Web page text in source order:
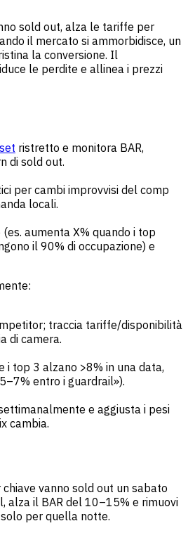
sold out, alza le tariffe per
il mercato si ammorbidisce, un
la conversione. Il
le perdite e allinea i prezzi
ristretto e monitora BAR,
di sold out.
per cambi improvvisi del comp
locali.
aumenta X% quando i top
il 90% di occupazione) e
traccia tariffe/disponibilità
di camera.
i top 3 alzano >8% in una data,
entro i guardrail»).
e aggiusta i pesi
cambia.
vanno sold out un sabato
alza il BAR del 10–15% e rimuovi
per quella notte.